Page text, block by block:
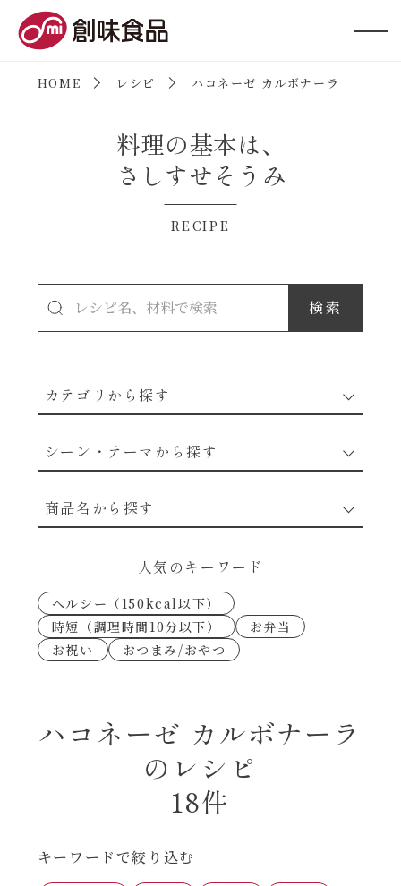
HOME レシピ ハコネーゼ カルボナーラ
料理の基本は、
さしすせそうみ
RECIPE
カテゴリから探す
穀物類のレシピ
シーン・テーマから探す
なんでも南蛮
考えるな、二代目で炒めろ！～○○の炒め物
朝シャン（ごはん派）
朝シャン（パン派）
商品名から探す
あえるハコネーゼトマトバジル
あえるハコネーゼ高菜
あえるハコネーゼ明太子
あえるハコネーゼナポリタン
あえるハコネーゼジェノベーゼ
人気のキーワード
ヘルシー（150kcal以下）
時短（調理時間10分以下）
お弁当
お祝い
おつまみ/おやつ
ハコネーゼ カルボナーラ
のレシピ
18件
キーワードで絞り込む